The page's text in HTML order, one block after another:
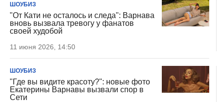
ШОУБИЗ
"От Кати не осталось и следа": Варнава
вновь вызвала тревогу у фанатов
своей худобой
11 июня 2026, 14:50
ШОУБИЗ
"Где вы видите красоту?": новые фото
Екатерины Варнавы вызвали спор в
Сети